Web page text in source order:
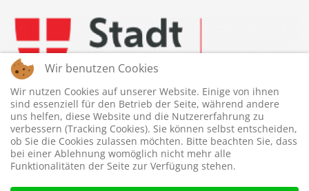
Wir benutzen Cookies
Wir nutzen Cookies auf unserer Website. Einige von ihnen
sind essenziell für den Betrieb der Seite, während andere
uns helfen, diese Website und die Nutzererfahrung zu
verbessern (Tracking Cookies). Sie können selbst entscheiden,
ob Sie die Cookies zulassen möchten. Bitte beachten Sie, dass
bei einer Ablehnung womöglich nicht mehr alle
Funktionalitäten der Seite zur Verfügung stehen.